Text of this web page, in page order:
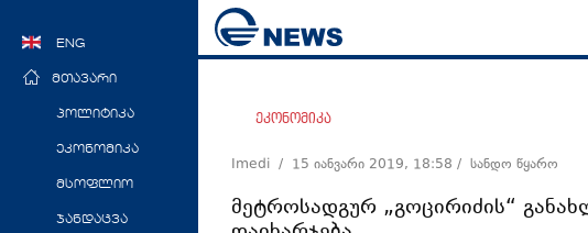
ENG
მთავარი
პოლიტიკა
ეკონომიკა
მსოფლიო
ჯანდაცვა
ეკონომიკა
Imedi / 15 იანვარი 2019, 18:58 / სანდო წყარო
მეტროსადგურ „გოცირიძის“